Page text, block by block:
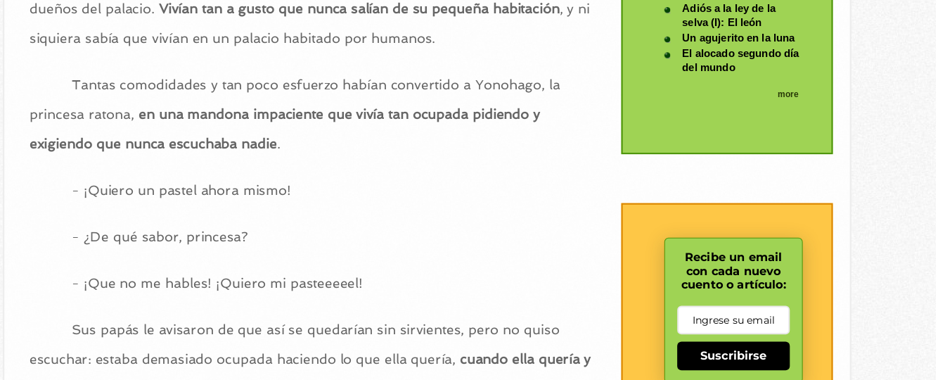
dueños del palacio. Vivían tan a gusto que nunca salían de su pequeña habitación, y ni
siquiera sabía que vivían en un palacio habitado por humanos.
Tantas comodidades y tan poco esfuerzo habían convertido a Yonohago, la
princesa ratona, en una mandona impaciente que vivía tan ocupada pidiendo y
exigiendo que nunca escuchaba nadie.
- ¡Quiero un pastel ahora mismo!
- ¿De qué sabor, princesa?
- ¡Que no me hables! ¡Quiero mi pasteeeeel!
Sus papás le avisaron de que así se quedarían sin sirvientes, pero no quiso
escuchar: estaba demasiado ocupada haciendo lo que ella quería, cuando ella quería y
Adiós a la ley de la
selva (I): El león
Un agujerito en la luna
El alocado segundo día
del mundo
more
Recibe un email
con cada nuevo
cuento o artículo:
Suscribirse